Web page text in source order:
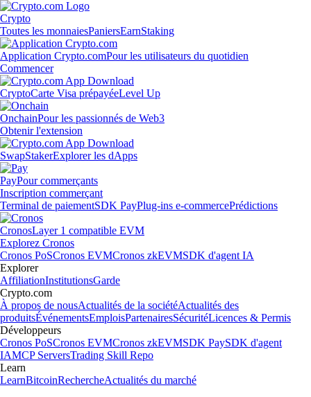
Crypto
Toutes les monnaiesPaniersEarnStaking
Application Crypto.comPour les utilisateurs du quotidien
Commencer
CryptoCarte Visa prépayéeLevel Up
OnchainPour les passionnés de Web3
Obtenir l'extension
SwapStakerExplorer les dApps
PayPour commerçants
Inscription commerçant
Terminal de paiementSDK PayPlug-ins e-commercePrédictions
CronosLayer 1 compatible EVM
Explorez Cronos
Cronos PoSCronos EVMCronos zkEVMSDK d'agent IA
Explorer
AffiliationInstitutionsGarde
Crypto.com
À propos de nousActualités de la sociétéActualités des
produitsÉvénementsEmploisPartenairesSécuritéLicences & Permis
Développeurs
Cronos PoSCronos EVMCronos zkEVMSDK PaySDK d'agent
IAMCP ServersTrading Skill Repo
Learn
LearnBitcoinRechercheActualités du marché